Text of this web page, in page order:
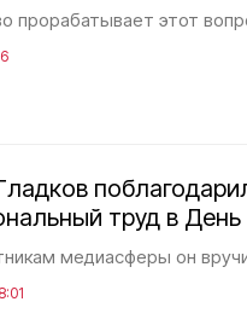
прорабатывает этот
труд в
медиасферы он